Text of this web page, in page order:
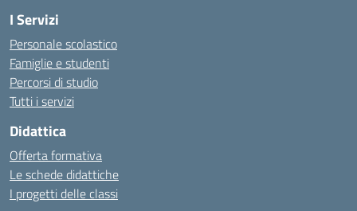
I Servizi
Personale scolastico
Famiglie e studenti
Percorsi di studio
Tutti i servizi
Didattica
Offerta formativa
Le schede didattiche
I progetti delle classi